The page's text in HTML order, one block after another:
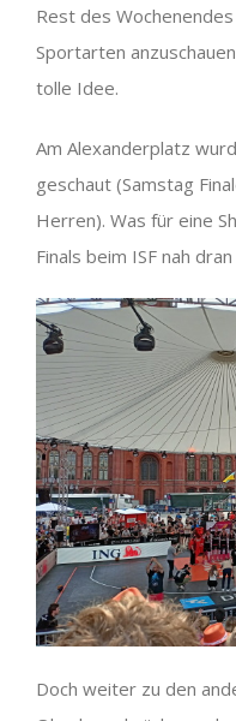
Rest des
Sportarten
tolle Idee.
Am Alexanderplatz
geschaut (Samstag
Herren). Was für eine
Finals beim ISF nah dran
Doch weiter zu den